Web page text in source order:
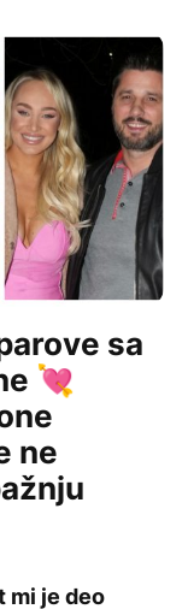
sa
💘
ne
poznati
mi je deo srca…“:
mi je deo